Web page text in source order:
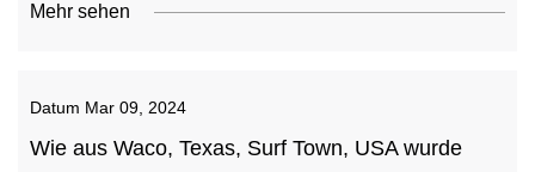
Mehr sehen
Datum Mar 09, 2024
Wie aus Waco, Texas, Surf Town, USA wurde